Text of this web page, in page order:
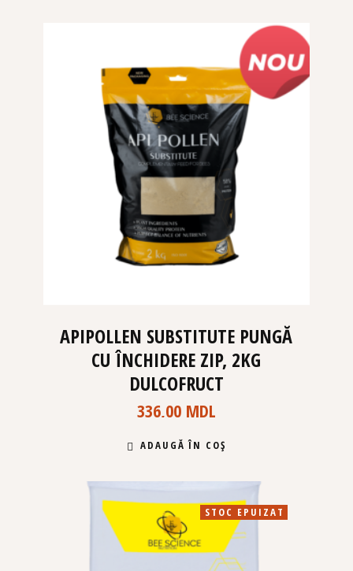
APIPOLLEN SUBSTITUTE PUNGĂ
CU ÎNCHIDERE ZIP, 2KG
DULCOFRUCT
336,00 MDL
ADAUGĂ ÎN COȘ
STOC EPUIZAT